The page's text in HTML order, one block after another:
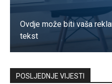
Ovdje može biti vaša
tekst
Kontaktirajte nas
POSLJEDNJE VIJESTI